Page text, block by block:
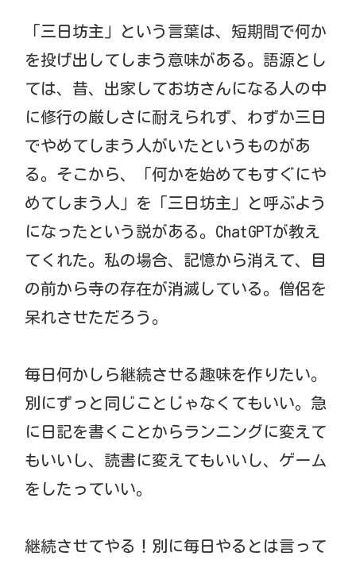
「三日坊主」という言葉は、短期間で何か
を投げ出してしまう意味がある。語源とし
ては、昔、出家してお坊さんになる人の中
に修行の厳しさに耐えられず、わずか三日
でやめてしまう人がいたというものがあ
る。そこから、「何かを始めてもすぐにや
めてしまう人」を「三日坊主」と呼ぶよう
になったという説がある。ChatGPTが教え
てくれた。私の場合、記憶から消えて、目
の前から寺の存在が消滅している。僧侶を
呆れさせただろう。
毎日何かしら継続させる趣味を作りたい。
別にずっと同じことじゃなくてもいい。急
に日記を書くことからランニングに変えて
もいいし、読書に変えてもいいし、ゲーム
をしたっていい。
継続させてやる！別に毎日やるとは言って